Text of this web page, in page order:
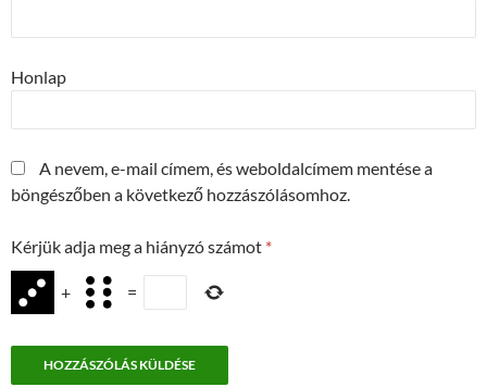
Honlap
A nevem, e-mail címem, és weboldalcímem mentése a
böngészőben a következő hozzászólásomhoz.
Kérjük adja meg a hiányzó számot *
+ =